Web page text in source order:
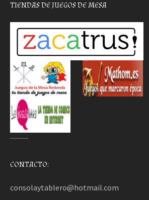
TIENDAS DE JUEGOS DE MESA
………..
CONTACTO:
consolaytablero@hotmail.com